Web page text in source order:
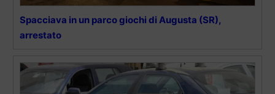
Spacciava in un parco giochi di Augusta (SR),
arrestato